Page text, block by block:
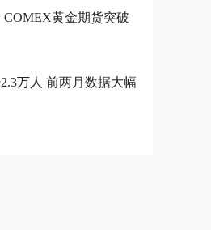
黄金期货突破
万人 前两月数据大幅